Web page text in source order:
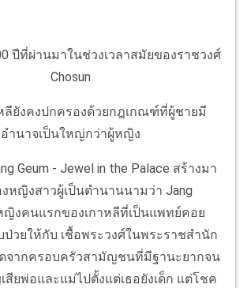
านมาในช่วงเวลาสมัยของราชวงศ์
Chosun
ลียังคงปกครองด้วยกฎเกณฑ์ที่ผู้ชายมี
อำนาจเป็นใหญ่กว่าผู้หญิง
Geum - Jewel in the Palace สร้างมา
งหญิงสาวผู้เป็นตำนานนามว่า Jang
ญิงคนแรกของเกาหลีที่เป็นแพทย์คอย
ป่วยให้กับ เชื้อพระวงศ์ในพระราชสำนัก
ดจากครอบครัวสามัญชนที่มีฐานะยากจน
สียพ่อและแม่ไปตั้งแต่เธอยังเด็ก แต่โชค